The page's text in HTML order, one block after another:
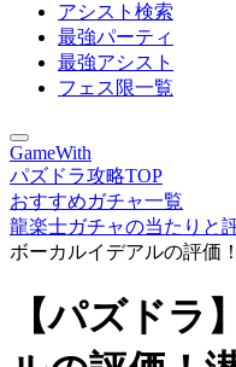
アシスト検索
最強パーティ
最強アシスト
フェス限一覧
GameWith
パズドラ攻略TOP
おすすめガチャ一覧
龍楽士ガチャの当たりと
ボーカルイデアルの評価
【パズドラ